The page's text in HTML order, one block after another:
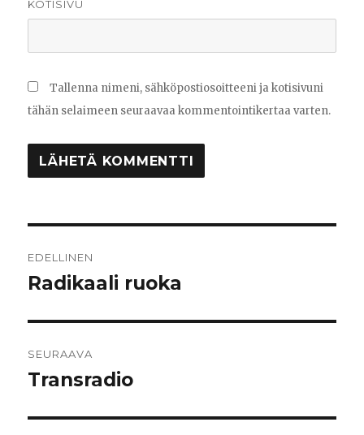
KOTISIVU
Tallenna nimeni, sähköpostiosoitteeni ja kotisivuni
tähän selaimeen seuraavaa kommentointikertaa varten.
selaus
EDELLINEN
Edellinen
Radikaali ruoka
SEURAAVA
Seuraava
Transradio